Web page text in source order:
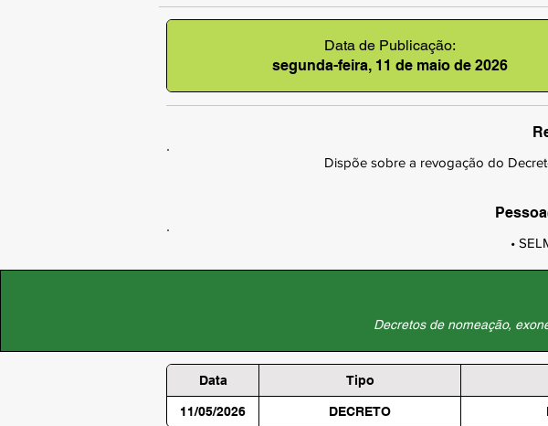
Data de Publicação:
segunda-feira, 11 de maio de 2026
Dispõe sobre a revogação do
•
Decretos de nomeação,
Data Tipo
11/05/2026 DECRETO